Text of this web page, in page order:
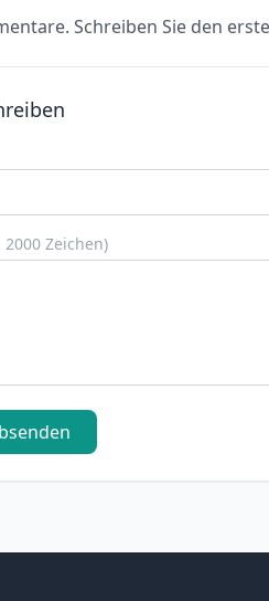
Schreiben Sie den
2000 Zeichen)